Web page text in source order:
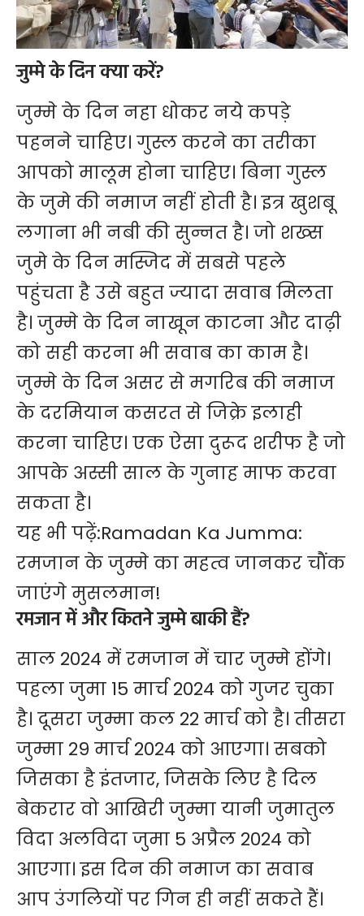
जुम्मे के दिन क्या करें?
जुम्मे के दिन नहा धोकर नये कपड़े
पहनने चाहिए। गुस्ल करने का तरीका
आपको मालूम होना चाहिए। बिना गुस्ल
के जुमे की नमाज नहीं होती है। इत्र खुशबू
लगाना भी नबी की सुन्नत है। जो शख्स
जुमे के दिन मस्जिद में सबसे पहले
पहुंचता है उसे बहुत ज्यादा सवाब मिलता
है। जुम्मे के दिन नाखून काटना और दाढ़ी
को सही करना भी सवाब का काम है।
जुम्मे के दिन असर से मगरिब की नमाज
के दरमियान कसरत से जिक्रे इलाही
करना चाहिए। एक ऐसा दुरूद शरीफ है जो
आपके अस्सी साल के गुनाह माफ करवा
सकता है।
यह भी पढ़ें:Ramadan Ka Jumma:
रमजान के जुम्मे का महत्व जानकर चौंक
जाएंगे मुसलमान!
रमजान में और कितने जुम्मे बाकी हैं?
साल 2024 में रमजान में चार जुम्मे होंगे।
पहला जुमा 15 मार्च 2024 को गुजर चुका
है। दूसरा जुम्मा कल 22 मार्च को है। तीसरा
जुम्मा 29 मार्च 2024 को आएगा। सबको
जिसका है इंतजार, जिसके लिए है दिल
बेकरार वो आखिरी जुम्मा यानी जुमातुल
विदा अलविदा जुमा 5 अप्रैल 2024 को
आएगा। इस दिन की नमाज का सवाब
आप उंगलियों पर गिन ही नहीं सकते हैं।